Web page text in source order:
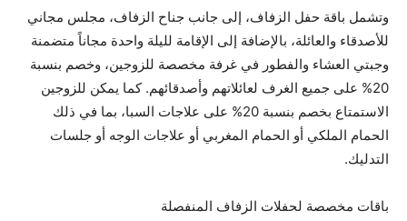
وتشمل باقة حفل الزفاف، إلى جانب جناح الزفاف، مجلس مجاني
للأصدقاء والعائلة، بالإضافة إلى الإقامة لليلة واحدة مجاناً متضمنة
وجبتي العشاء والفطور في غرفة مخصصة للزوجين، وخصم بنسبة
20% على جميع الغرف لعائلاتهم وأصدقائهم. كما يمكن للزوجين
الاستمتاع بخصم بنسبة 20% على علاجات السبا، بما في ذلك
الحمام الملكي أو الحمام المغربي أو علاجات الوجه أو جلسات
التدليك.
باقات مخصصة لحفلات الزفاف المنفصلة